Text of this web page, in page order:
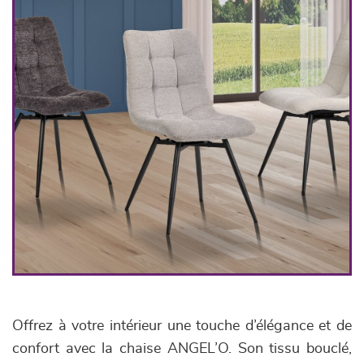
cuisine & sur-mesure
décoration
Offrez à votre intérieur une touche d’élégance et de
confort avec la chaise ANGEL’O. Son tissu bouclé,